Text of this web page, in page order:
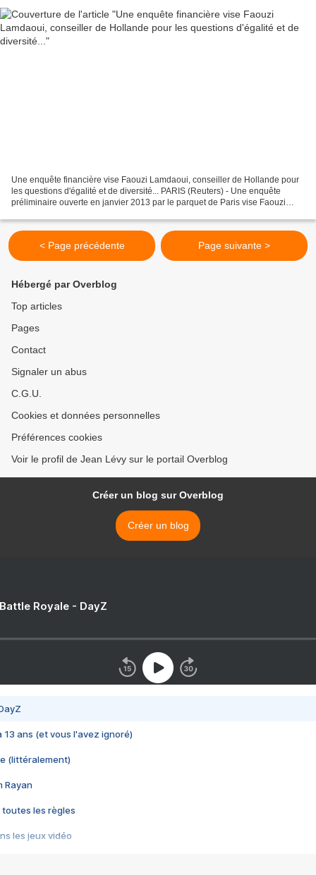
Une enquête financière vise Faouzi Lamdaoui, conseiller de Hollande pour
les questions d'égalité et de diversité... PARIS (Reuters) - Une enquête
préliminaire ouverte en janvier 2013 par le parquet de Paris vise Faouzi
< Page précédente Page suivante >
Hébergé par Overblog
Top articles
Pages
Contact
Signaler un abus
C.G.U.
Cookies et données personnelles
Préférences cookies
Voir le profil de Jean Lévy sur le portail Overblog
Créer un blog sur Overblog
Créer un blog
Royale - DayZ
13 ans (et vous l'avez ignoré)
(littéralement)
Rayan
toutes les règles
les jeux vidéo